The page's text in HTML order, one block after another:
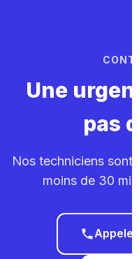
Une
pas
Nos techniciens sont
moins de 30
Appeler